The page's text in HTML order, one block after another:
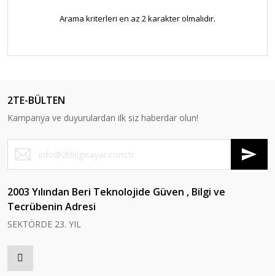
Arama kriterleri en az 2 karakter olmalıdır.
2TE-BÜLTEN
Kampanya ve duyurulardan ilk siz haberdar olun!
2003 Yılından Beri Teknolojide Güven , Bilgi ve
Tecrübenin Adresi
SEKTÖRDE 23. YIL